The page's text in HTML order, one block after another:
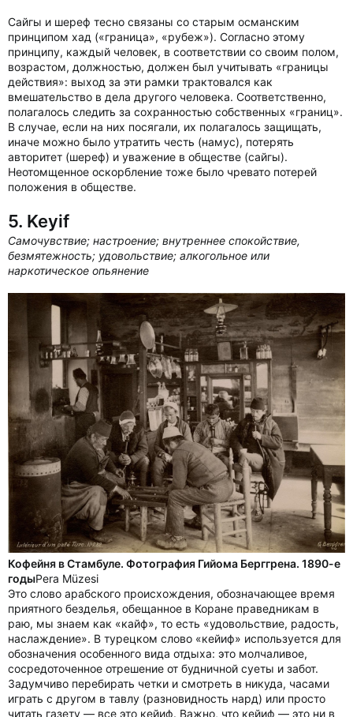
Сайгы и шереф тесно связаны со старым османским
принципом хад («граница», «рубеж»). Согласно этому
принципу, каждый человек, в соответствии со своим полом,
возрастом, должностью, должен был учитывать «границы
действия»: выход за эти рамки трактовался как
вмешательство в дела другого человека. Соответственно,
полагалось следить за сохранностью собственных «границ».
В случае, если на них посягали, их полагалось защищать,
иначе можно было утратить честь (намус), потерять
авторитет (шереф) и уважение в обществе (сайгы).
Неотомщенное оскорбление тоже было чревато потерей
положения в обществе.
5. Keyif
Самочувствие; настроение; внутреннее спокойствие,
безмятежность; удовольствие; алкогольное или
наркотическое опьянение
Кофейня в Стамбуле. Фотография Гийома Берггрена. 1890-е
годыPera Müzesi
Это слово арабского происхождения, обозначающее время
приятного безделья, обещанное в Коране праведникам в
раю, мы знаем как «кайф», то есть «удовольствие, радость,
наслаждение». В турецком слово «кейиф» используется для
обозначения особенного вида отдыха: это молчаливое,
сосредоточенное отрешение от будничной суеты и забот.
Задумчиво перебирать четки и смотреть в никуда, часами
играть с другом в тавлу (разновидность нард) или просто
читать газету — все это кейиф. Важно, что кейиф — это ни в